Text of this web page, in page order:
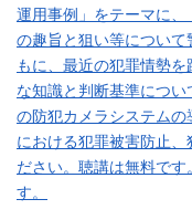
運用事例」をテーマに
の趣旨と狙い等について
もに、最近の犯罪情勢
な知識と判断基準につ
の防犯カメラシステム
における犯罪被害防止、
ださい。聴講は無料で
す。